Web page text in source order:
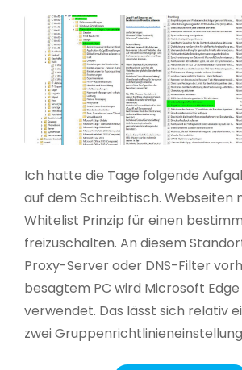
Ich hatte die Tage folgende
auf dem Schreibtisch. Webseiten
Whitelist Prinzip für einen
freizuschalten. An diesem
Proxy-Server oder DNS-Filter
besagtem PC wird Microsoft
verwendet. Das lässt sich relativ
zwei